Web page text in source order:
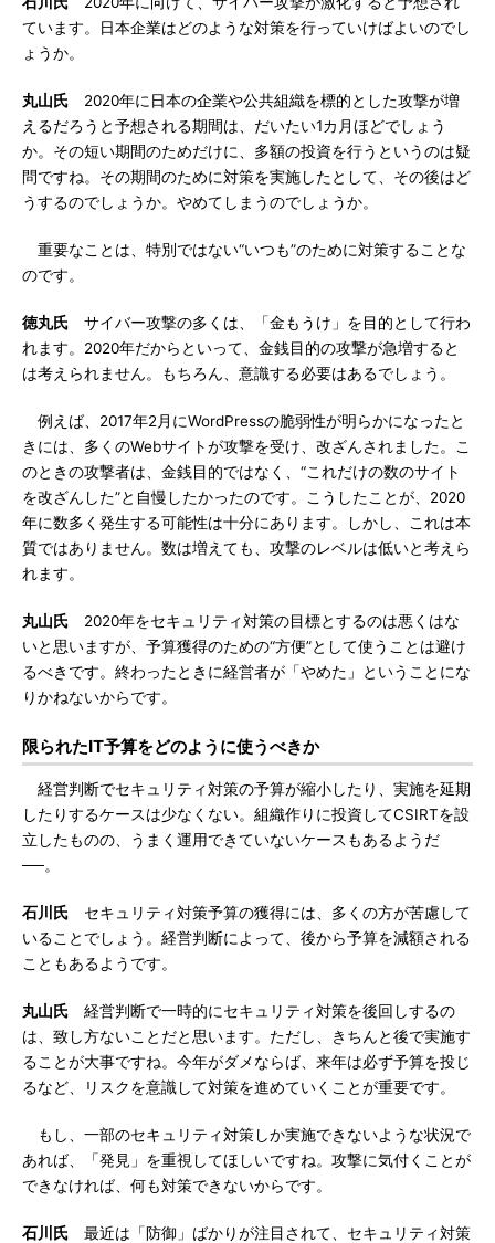
ています。日本企業はどのような対策を行っていけばよいのでし
ょうか。
丸山氏 2020年に日本の企業や公共組織を標的とした攻撃が増
えるだろうと予想される期間は、だいたい1カ月ほどでしょう
か。その短い期間のためだけに、多額の投資を行うというのは疑
問ですね。その期間のために対策を実施したとして、その後はど
うするのでしょうか。やめてしまうのでしょうか。
重要なことは、特別ではない“いつも”のために対策することな
のです。
徳丸氏 サイバー攻撃の多くは、「金もうけ」を目的として行わ
れます。2020年だからといって、金銭目的の攻撃が急増すると
は考えられません。もちろん、意識する必要はあるでしょう。
例えば、2017年2月にWordPressの脆弱性が明らかになったと
きには、多くのWebサイトが攻撃を受け、改ざんされました。こ
のときの攻撃者は、金銭目的ではなく、“これだけの数のサイト
を改ざんした”と自慢したかったのです。こうしたことが、2020
年に数多く発生する可能性は十分にあります。しかし、これは本
質ではありません。数は増えても、攻撃のレベルは低いと考えら
れます。
丸山氏 2020年をセキュリティ対策の目標とするのは悪くはな
いと思いますが、予算獲得のための“方便”として使うことは避け
るべきです。終わったときに経営者が「やめた」ということにな
りかねないからです。
限られたIT予算をどのように使うべきか
経営判断でセキュリティ対策の予算が縮小したり、実施を延期
したりするケースは少なくない。組織作りに投資してCSIRTを設
立したものの、うまく運用できていないケースもあるようだ
──。
石川氏 セキュリティ対策予算の獲得には、多くの方が苦慮して
いることでしょう。経営判断によって、後から予算を減額される
こともあるようです。
丸山氏 経営判断で一時的にセキュリティ対策を後回しするの
は、致し方ないことだと思います。ただし、きちんと後で実施す
ることが大事ですね。今年がダメならば、来年は必ず予算を投じ
るなど、リスクを意識して対策を進めていくことが重要です。
もし、一部のセキュリティ対策しか実施できないような状況で
あれば、「発見」を重視してほしいですね。攻撃に気付くことが
できなければ、何も対策できないからです。
石川氏 最近は「防御」ばかりが注目されて、セキュリティ対策